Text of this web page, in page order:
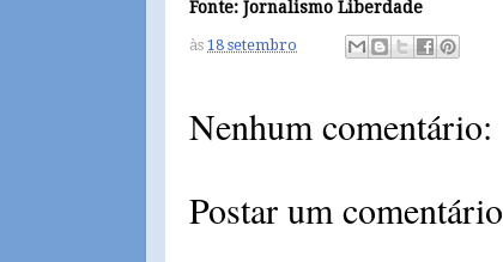
Fonte: Jornalismo Liberdade
às 18 setembro
Nenhum comentário:
Postar um comentário